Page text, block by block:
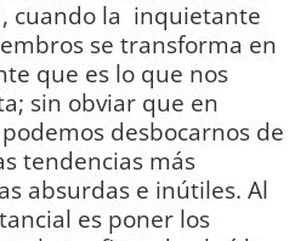
cuando la inquietante
se transforma en
que es lo que nos
sin obviar que en
desbocarnos de
tendencias más
absurdas e inútiles. Al
es poner los